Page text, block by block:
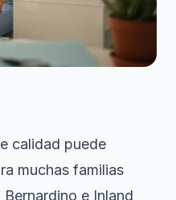
calidad puede
muchas familias
e Inland